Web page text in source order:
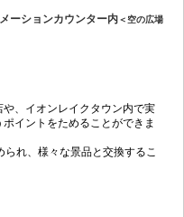
ーションカウンター内＜空の広場
、イオンレイクタウン内で実
イントをためることができま
れ、様々な景品と交換するこ